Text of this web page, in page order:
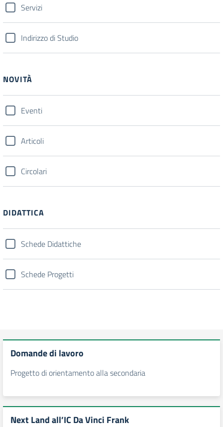
Servizi
Indirizzo di Studio
NOVITÀ
Eventi
Articoli
Circolari
DIDATTICA
Schede Didattiche
Schede Progetti
Domande di lavoro
Progetto di orientamento alla secondaria
Next Land all’IC Da Vinci Frank